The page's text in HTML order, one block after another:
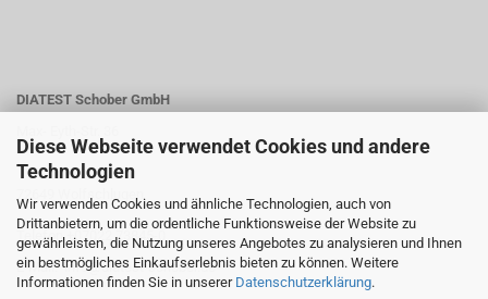
Diese Webseite verwendet Cookies und andere
Technologien
Wir verwenden Cookies und ähnliche Technologien, auch von
Drittanbietern, um die ordentliche Funktionsweise der Website zu
gewährleisten, die Nutzung unseres Angebotes zu analysieren und Ihnen
ein bestmögliches Einkaufserlebnis bieten zu können. Weitere
Informationen finden Sie in unserer Datenschutzerklärung.
DIATEST Schober GmbH
72649 Wolfschlugen
Telefon +07022 73845-0
E-Mail: info@diatest-schober.de